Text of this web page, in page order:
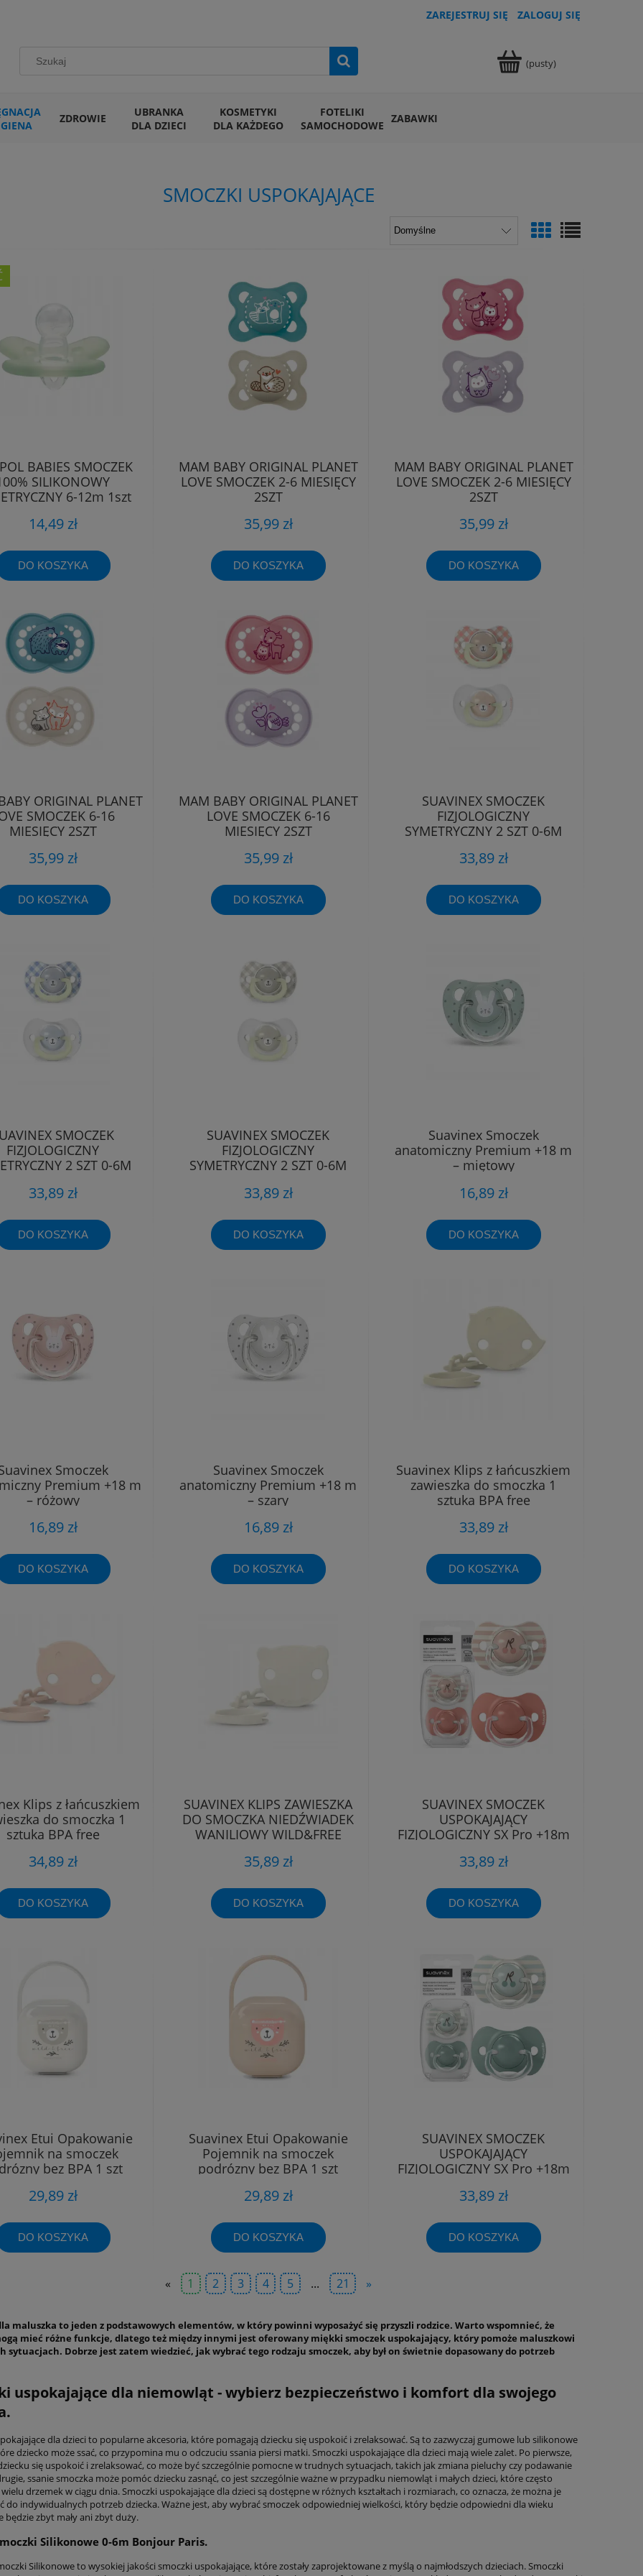
ZAREJESTRUJ SIĘ ZALOGUJ SIĘ
(pusty)
ZDROWIE
UBRANKA
DLA DZIECI
KOSMETYKI
DLA KAŻDEGO
FOTELIKI
SAMOCHODOWE ZABAWKI
SMOCZKI USPOKAJAJĄCE
BABIES SMOCZEK
SILIKONOWY
6-12m 1szt
14,49 zł
DO KOSZYKA
MAM BABY ORIGINAL PLANET
LOVE SMOCZEK 2-6 MIESIĘCY
2SZT
35,99 zł
DO KOSZYKA
MAM BABY ORIGINAL PLANET
LOVE SMOCZEK 2-6 MIESIĘCY
2SZT
35,99 zł
DO KOSZYKA
ORIGINAL PLANET
SMOCZEK 6-16
MIESIĘCY 2SZT
35,99 zł
DO KOSZYKA
MAM BABY ORIGINAL PLANET
LOVE SMOCZEK 6-16
MIESIĘCY 2SZT
35,99 zł
DO KOSZYKA
SUAVINEX SMOCZEK
FIZJOLOGICZNY
SYMETRYCZNY 2 SZT 0-6M
33,89 zł
DO KOSZYKA
SMOCZEK
FIZJOLOGICZNY
2 SZT 0-6M
33,89 zł
DO KOSZYKA
SUAVINEX SMOCZEK
FIZJOLOGICZNY
SYMETRYCZNY 2 SZT 0-6M
33,89 zł
DO KOSZYKA
Suavinex Smoczek
anatomiczny Premium +18 m
– miętowy
16,89 zł
DO KOSZYKA
Smoczek
Premium +18 m
– różowy
16,89 zł
DO KOSZYKA
Suavinex Smoczek
anatomiczny Premium +18 m
– szary
16,89 zł
DO KOSZYKA
Suavinex Klips z łańcuszkiem
zawieszka do smoczka 1
sztuka BPA free
33,89 zł
DO KOSZYKA
Klips z łańcuszkiem
do smoczka 1
sztuka BPA free
34,89 zł
DO KOSZYKA
SUAVINEX KLIPS ZAWIESZKA
DO SMOCZKA NIEDŹWIADEK
WANILIOWY WILD&FREE
35,89 zł
DO KOSZYKA
SUAVINEX SMOCZEK
USPOKAJAJĄCY
FIZJOLOGICZNY SX Pro +18m
33,89 zł
DO KOSZYKA
Etui Opakowanie
na smoczek
bez BPA 1 szt
29,89 zł
DO KOSZYKA
Suavinex Etui Opakowanie
Pojemnik na smoczek
podrózny bez BPA 1 szt
29,89 zł
DO KOSZYKA
SUAVINEX SMOCZEK
USPOKAJAJĄCY
FIZJOLOGICZNY SX Pro +18m
33,89 zł
DO KOSZYKA
« 1 2 3 4 5 ... 21 »
maluszka to jeden z podstawowych elementów, w który powinni wyposażyć się przyszli rodzice. Warto wspomnieć, że
mieć różne funkcje, dlatego też między innymi jest oferowany miękki smoczek uspokajający, który pomoże maluszkowi
sytuacjach. Dobrze jest zatem wiedzieć, jak wybrać tego rodzaju smoczek, aby był on świetnie dopasowany do potrzeb
uspokajające dla niemowląt - wybierz bezpieczeństwo i komfort dla swojego
dla dzieci to popularne akcesoria, które pomagają dziecku się uspokoić i zrelaksować. Są to zazwyczaj gumowe lub silikonowe
dziecko może ssać, co przypomina mu o odczuciu ssania piersi matki. Smoczki uspokajające dla dzieci mają wiele zalet. Po pierwsze,
się uspokoić i zrelaksować, co może być szczególnie pomocne w trudnych sytuacjach, takich jak zmiana pieluchy czy podawanie
ssanie smoczka może pomóc dziecku zasnąć, co jest szczególnie ważne w przypadku niemowląt i małych dzieci, które często
drzemek w ciągu dnia. Smoczki uspokajające dla dzieci są dostępne w różnych kształtach i rozmiarach, co oznacza, że można je
do indywidualnych potrzeb dziecka. Ważne jest, aby wybrać smoczek odpowiedniej wielkości, który będzie odpowiedni dla wieku
będzie zbyt mały ani zbyt duży.
Silikonowe 0-6m Bonjour Paris.
Silikonowe to wysokiej jakości smoczki uspokajające, które zostały zaprojektowane z myślą o najmłodszych dzieciach. Smoczki